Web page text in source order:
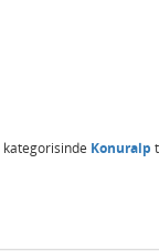
kategorisinde Konuralp